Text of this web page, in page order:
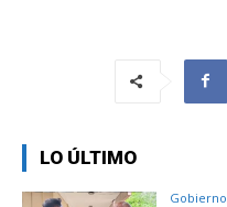
LO ÚLTIMO
Gobierno